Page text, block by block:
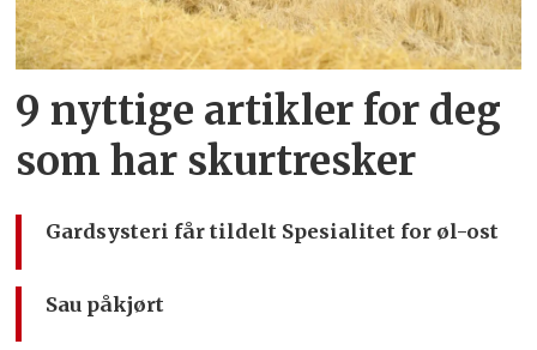
9 nyttige artikler for deg
som har skurtresker
Gardsysteri får tildelt Spesialitet for øl-ost
Sau påkjørt